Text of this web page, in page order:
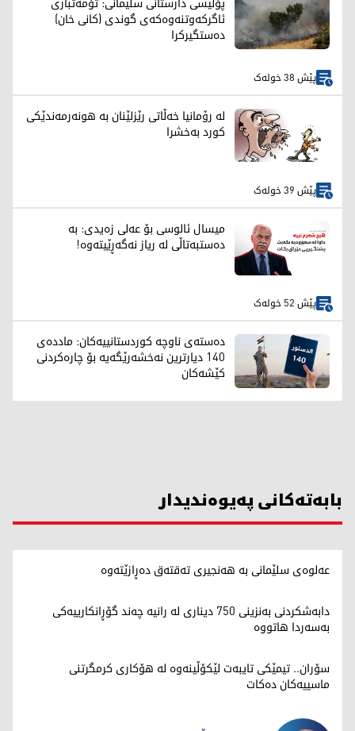
ئاگرکەوتنەوەکەی گوندی (کانی خان)
دەستگیرکرا
پێش 38 خولەک
لە رۆمانیا خەڵاتی رێزلێنان بە هونەرمەندێکی
کورد بەخشرا
پێش 39 خولەک
میسال ئالوسی بۆ عەلی زەیدی: بە
دەستبەتاڵی لە ریاز نەگەڕێیتەوە!
پێش 52 خولەک
دەستەی ناوچە کوردستانییەکان: ماددەی
140 دیارترین نەخشەرێگەیە بۆ چارەکردنی
کێشەکان
بابەتەکانی پەیوەندیدار
عەلوەی سلێمانی بە هەنجیری تەقتەق دەڕازێتەوە
دابەشکردنی بەنزینی 750 دیناری لە رانیە چه‌ند گۆڕانكارییه‌كی
بەسەردا هاتووە
سۆران.. تیمێکی تایبەت لێکۆڵینەوە لە هۆکاری کرمگرتنی
ماسییەکان دەکات